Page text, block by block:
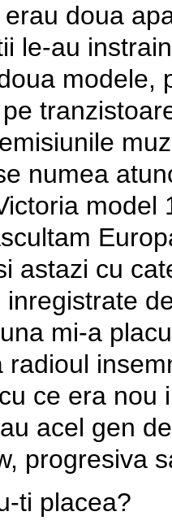
doua
le-au
modele,
numea
model
astazi cu
mi-a
radioul
ce era nou
acel gen
progresiva
ti placea?